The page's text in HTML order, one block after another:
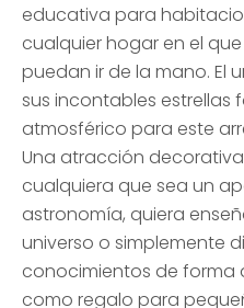
educativa para
cualquier hogar en el
puedan ir de la mano. El
sus incontables estrellas
atmosférico para este
Una atracción
cualquiera que sea un
astronomía, quiera
universo o simplemente
conocimientos de forma
como regalo para